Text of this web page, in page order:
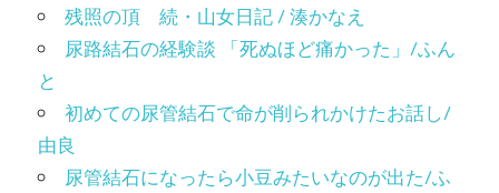
残照の頂 続・山女日記 / 湊かなえ
尿路結石の経験談 「死ぬほど痛かった」/ふん
と
初めての尿管結石で命が削られかけたお話し/
由良
尿管結石になったら小豆みたいなのが出た/ふ